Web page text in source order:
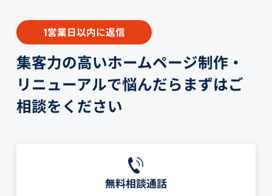
1営業日以内に返信
集客力の高いホームページ制作・
リニューアルで悩んだらまずはご
相談をください
無料相談通話